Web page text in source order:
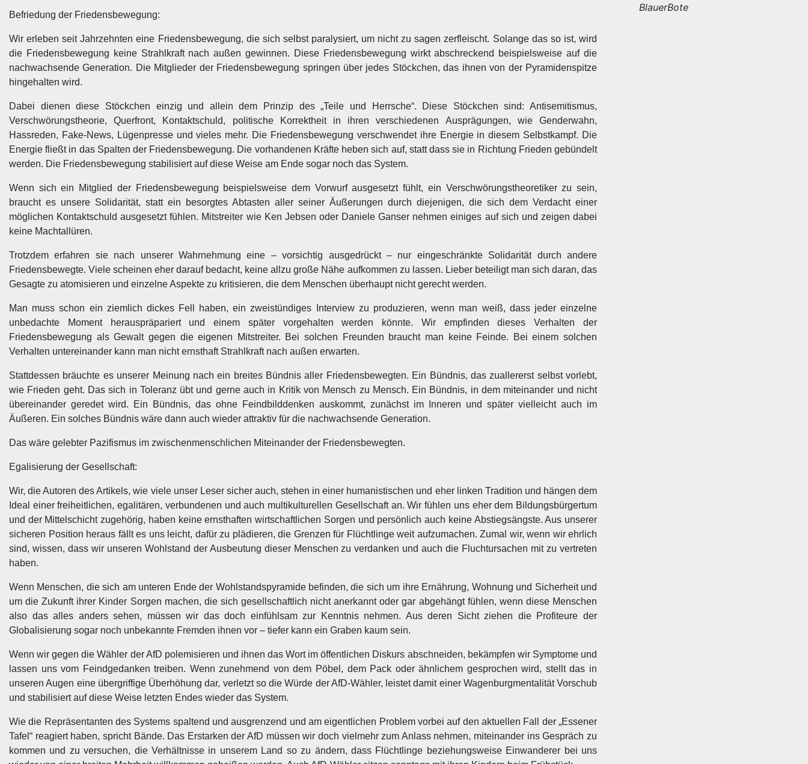
Befriedung der Friedensbewegung:
Wir erleben seit Jahrzehnten eine Friedensbewegung, die sich selbst paralysiert, um nicht zu sagen zerfleischt. Solange das so ist, wird
die Friedensbewegung keine Strahlkraft nach außen gewinnen. Diese Friedensbewegung wirkt abschreckend beispielsweise auf die
nachwachsende Generation. Die Mitglieder der Friedensbewegung springen über jedes Stöckchen, das ihnen von der Pyramidenspitze
hingehalten wird.
Dabei dienen diese Stöckchen einzig und allein dem Prinzip des „Teile und Herrsche“. Diese Stöckchen sind: Antisemitismus,
Verschwörungstheorie, Querfront, Kontaktschuld, politische Korrektheit in ihren verschiedenen Ausprägungen, wie Genderwahn,
Hassreden, Fake-News, Lügenpresse und vieles mehr. Die Friedensbewegung verschwendet ihre Energie in diesem Selbstkampf. Die
Energie fließt in das Spalten der Friedensbewegung. Die vorhandenen Kräfte heben sich auf, statt dass sie in Richtung Frieden gebündelt
werden. Die Friedensbewegung stabilisiert auf diese Weise am Ende sogar noch das System.
Wenn sich ein Mitglied der Friedensbewegung beispielsweise dem Vorwurf ausgesetzt fühlt, ein Verschwörungstheoretiker zu sein,
braucht es unsere Solidarität, statt ein besorgtes Abtasten aller seiner Äußerungen durch diejenigen, die sich dem Verdacht einer
möglichen Kontaktschuld ausgesetzt fühlen. Mitstreiter wie Ken Jebsen oder Daniele Ganser nehmen einiges auf sich und zeigen dabei
keine Machtallüren.
Trotzdem erfahren sie nach unserer Wahrnehmung eine – vorsichtig ausgedrückt – nur eingeschränkte Solidarität durch andere
Friedensbewegte. Viele scheinen eher darauf bedacht, keine allzu große Nähe aufkommen zu lassen. Lieber beteiligt man sich daran, das
Gesagte zu atomisieren und einzelne Aspekte zu kritisieren, die dem Menschen überhaupt nicht gerecht werden.
Man muss schon ein ziemlich dickes Fell haben, ein zweistündiges Interview zu produzieren, wenn man weiß, dass jeder einzelne
unbedachte Moment herauspräpariert und einem später vorgehalten werden könnte. Wir empfinden dieses Verhalten der
Friedensbewegung als Gewalt gegen die eigenen Mitstreiter. Bei solchen Freunden braucht man keine Feinde. Bei einem solchen
Verhalten untereinander kann man nicht ernsthaft Strahlkraft nach außen erwarten.
Stattdessen bräuchte es unserer Meinung nach ein breites Bündnis aller Friedensbewegten. Ein Bündnis, das zuallererst selbst vorlebt,
wie Frieden geht. Das sich in Toleranz übt und gerne auch in Kritik von Mensch zu Mensch. Ein Bündnis, in dem miteinander und nicht
übereinander geredet wird. Ein Bündnis, das ohne Feindbilddenken auskommt, zunächst im Inneren und später vielleicht auch im
Äußeren. Ein solches Bündnis wäre dann auch wieder attraktiv für die nachwachsende Generation.
Das wäre gelebter Pazifismus im zwischenmenschlichen Miteinander der Friedensbewegten.
Egalisierung der Gesellschaft:
Wir, die Autoren des Artikels, wie viele unser Leser sicher auch, stehen in einer humanistischen und eher linken Tradition und hängen dem
Ideal einer freiheitlichen, egalitären, verbundenen und auch multikulturellen Gesellschaft an. Wir fühlen uns eher dem Bildungsbürgertum
und der Mittelschicht zugehörig, haben keine ernsthaften wirtschaftlichen Sorgen und persönlich auch keine Abstiegsängste. Aus unserer
sicheren Position heraus fällt es uns leicht, dafür zu plädieren, die Grenzen für Flüchtlinge weit aufzumachen. Zumal wir, wenn wir ehrlich
sind, wissen, dass wir unseren Wohlstand der Ausbeutung dieser Menschen zu verdanken und auch die Fluchtursachen mit zu vertreten
haben.
Wenn Menschen, die sich am unteren Ende der Wohlstandspyramide befinden, die sich um ihre Ernährung, Wohnung und Sicherheit und
um die Zukunft ihrer Kinder Sorgen machen, die sich gesellschaftlich nicht anerkannt oder gar abgehängt fühlen, wenn diese Menschen
also das alles anders sehen, müssen wir das doch einfühlsam zur Kenntnis nehmen. Aus deren Sicht ziehen die Profiteure der
Globalisierung sogar noch unbekannte Fremden ihnen vor – tiefer kann ein Graben kaum sein.
Wenn wir gegen die Wähler der AfD polemisieren und ihnen das Wort im öffentlichen Diskurs abschneiden, bekämpfen wir Symptome und
lassen uns vom Feindgedanken treiben. Wenn zunehmend von dem Pöbel, dem Pack oder ähnlichem gesprochen wird, stellt das in
unseren Augen eine übergriffige Überhöhung dar, verletzt so die Würde der AfD-Wähler, leistet damit einer Wagenburgmentalität Vorschub
und stabilisiert auf diese Weise letzten Endes wieder das System.
Wie die Repräsentanten des Systems spaltend und ausgrenzend und am eigentlichen Problem vorbei auf den aktuellen Fall der „Essener
Tafel“ reagiert haben, spricht Bände. Das Erstarken der AfD müssen wir doch vielmehr zum Anlass nehmen, miteinander ins Gespräch zu
kommen und zu versuchen, die Verhältnisse in unserem Land so zu ändern, dass Flüchtlinge beziehungsweise Einwanderer bei uns
BlauerBote